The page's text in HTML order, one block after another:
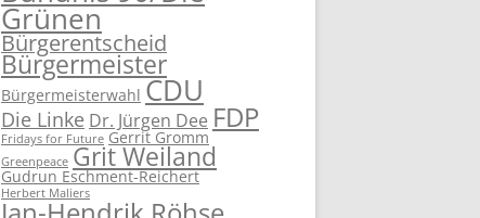
Grünen
Bürgerentscheid
Bürgermeister
Bürgermeisterwahl CDU
Die Linke Dr. Jürgen Dee FDP
Fridays for Future Gerrit Gromm
Greenpeace Grit Weiland
Gudrun Eschment-Reichert
Herbert Maliers